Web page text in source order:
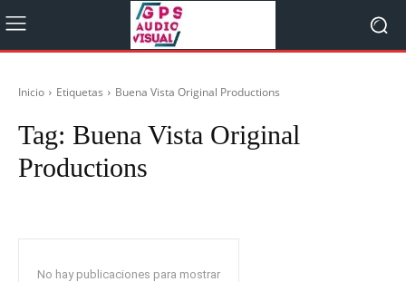
Inicio Etiquetas Buena Vista Original Productions
Tag: Buena Vista Original
Productions
No hay publicaciones para mostrar